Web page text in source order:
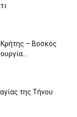
Κρήτης – Βοσκός
της Τήνου